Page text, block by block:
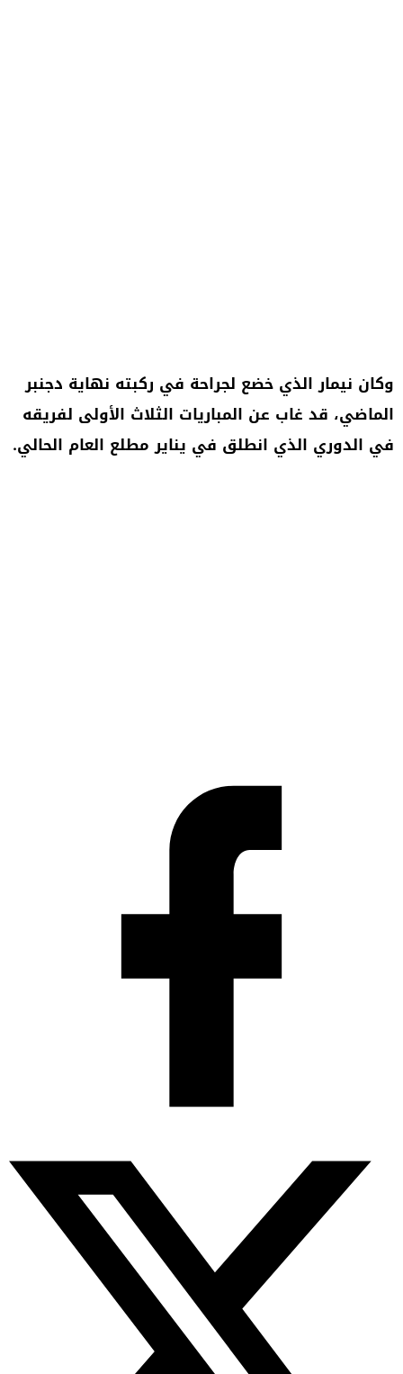
وكان نيمار الذي خضع لجراحة في ركبته نهاية دجنبر
الماضي، قد غاب عن المباريات الثلاث الأولى لفريقه
في الدوري الذي انطلق في يناير مطلع العام الحالي.